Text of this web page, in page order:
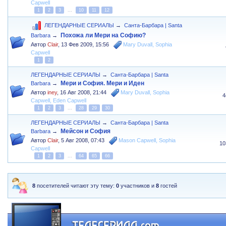
Capwell
1 2 3 ... 10 11 12
ЛЕГЕНДАРНЫЕ СЕРИАЛЫ →
Санта-Барбара | Santa
Barbara → Похожа ли Мери на Софию?
АвторClair, 13 Фев 2009, 15:56 Mary Duvall ,Sophia
Capwell
1 2
ЛЕГЕНДАРНЫЕ СЕРИАЛЫ →
Санта-Барбара | Santa
Barbara → Мери и София. Мери и Иден
Авторiney, 16 Авг 2008, 21:44 Mary Duvall ,Sophia
Capwell Eden Capwell
1 2 3 ... 28 29 30
ЛЕГЕНДАРНЫЕ СЕРИАЛЫ →
Санта-Барбара | Santa
Barbara → Мейсон и София
АвторClair,5 Авг 2008, 07:43 Mason Capwell ,Sophia
Capwell
1 2 3 ... 64 65 66
8 посетителей читают эту тему:0 участников и8 гостей